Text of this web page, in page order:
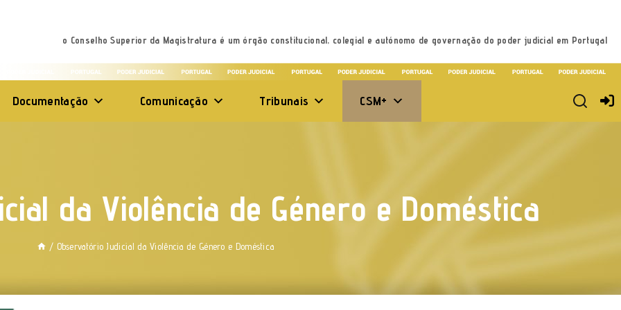
o Conselho Superior da Magistratura é um órgão constitucional, colegial e autónomo de governação do poder judicial em Portugal
Documentação Comunicação Tribunais CSM+
da Violência de Género e Doméstica
/ Observatório Judicial da Violência de Género e Doméstica